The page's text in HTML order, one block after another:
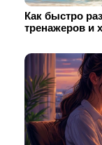
Как быстро
тренажеров и